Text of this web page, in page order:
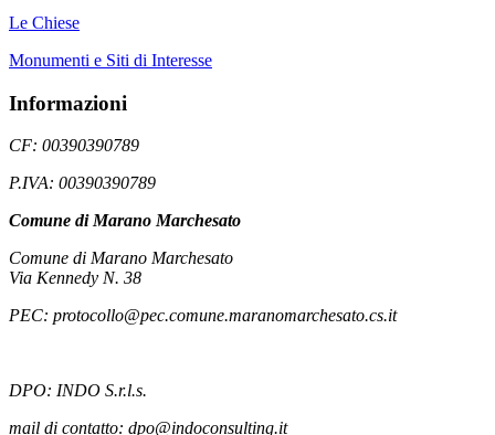
Le Chiese
Monumenti e Siti di Interesse
Informazioni
CF: 00390390789
P.IVA: 00390390789
Comune di Marano Marchesato
Comune di Marano Marchesato
Via Kennedy N. 38
PEC: protocollo@pec.comune.maranomarchesato.cs.it
DPO: INDO S.r.l.s.
mail di contatto: dpo@indoconsulting.it